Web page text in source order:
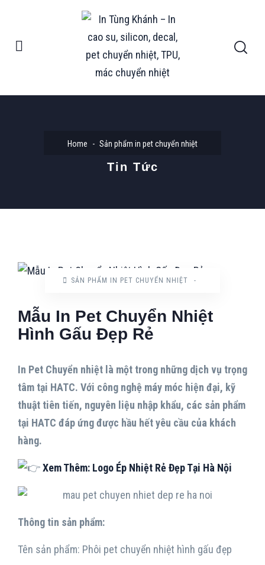
Home Sản phẩm in pet chuyển nhiệt
Tin Tức
SẢN PHẨM IN PET CHUYỂN NHIỆT -
Mẫu In Pet Chuyển Nhiệt
Hình Gấu Đẹp Rẻ
In Pet Chuyển nhiệt là một trong những dịch vụ trọng
tâm tại HATC. Với công nghệ máy móc hiện đại, kỹ
thuật tiên tiến, nguyên liệu nhập khẩu, các sản phẩm
tại HATC đáp ứng được hầu hết yêu cầu của khách
hàng.
Xem Thêm: Logo Ép Nhiệt Rẻ Đẹp Tại Hà Nội
Thông tin sản phẩm:
Tên sản phẩm: Phôi pet chuyển nhiệt hình gấu đẹp